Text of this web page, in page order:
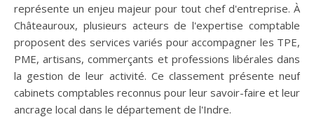
représente un enjeu majeur pour tout chef d'entreprise. À
Châteauroux, plusieurs acteurs de l'expertise comptable
proposent des services variés pour accompagner les TPE,
PME, artisans, commerçants et professions libérales dans
la gestion de leur activité. Ce classement présente neuf
cabinets comptables reconnus pour leur savoir-faire et leur
ancrage local dans le département de l'Indre.